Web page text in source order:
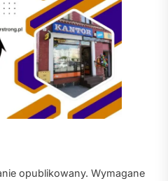
opublikowany. Wymagane